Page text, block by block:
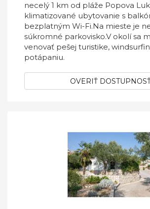
necelý 1 km od pláže Popova
klimatizované ubytovanie s
bezplatným Wi-Fi.Na mieste je
súkromné ​​parkovisko.V okolí sa
venovať pešej turistike,
potápaniu.
OVERIŤ